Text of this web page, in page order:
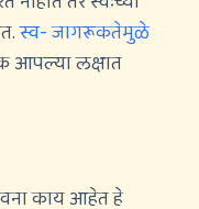
स्व- जागरूकतेमुळे
आपल्या लक्षात
काय आहेत हे